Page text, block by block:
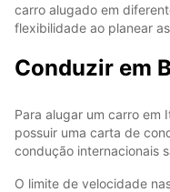
carro alugado em
flexibilidade ao planear
Conduzir em
Para alugar um carro em
possuir uma carta de
condução internacionais
O limite de velocidade